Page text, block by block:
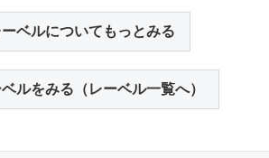
ベルについてもっとみる
ルをみる（レーベル一覧へ）